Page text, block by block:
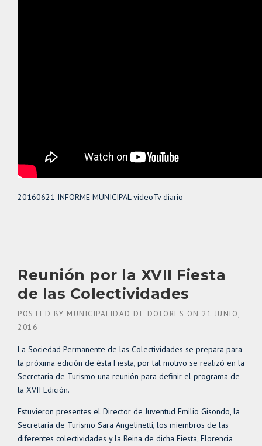
20160621 INFORME MUNICIPAL videoTv diario
Reunión por la XVII Fiesta
de las Colectividades
POSTED BY MUNICIPALIDAD DE DOLORES ON 21 JUNIO,
2016
La Sociedad Permanente de las Colectividades se prepara para
la próxima edición de ésta Fiesta, por tal motivo se realizó en la
Secretaria de Turismo una reunión para definir el programa de
la XVII Edición.
Estuvieron presentes el Director de Juventud Emilio Gisondo, la
Secretaria de Turismo Sara Angelinetti, los miembros de las
diferentes colectividades y la Reina de dicha Fiesta, Florencia